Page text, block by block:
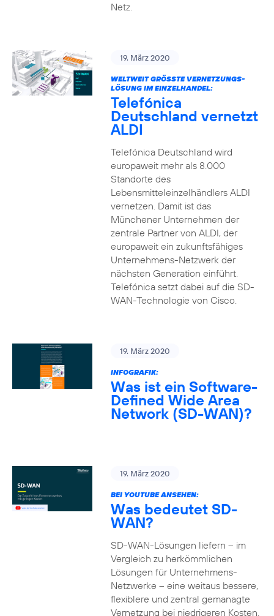
Netz.
19. März 2020
WELTWEIT GRÖSSTE VERNETZUNGS-L
ÖSUNG IM EINZELHANDEL:
Telefónica
Deutschland vernetzt
ALDI
Telefónica Deutschland wird
europaweit mehr als 8.000
Standorte des
Lebensmitteleinzelhändlers ALDI
vernetzen. Damit ist das
Münchener Unternehmen der
zentrale Partner von ALDI, der
europaweit ein zukunftsfähiges
Unternehmens-Netzwerk der
nächsten Generation einführt.
Telefónica setzt dabei auf die SD-
WAN-Technologie von Cisco.
19. März 2020
INFOGRAFIK:
Was ist ein Software-
Defined Wide Area
Network (SD-WAN)?
19. März 2020
BEI YOUTUBE ANSEHEN:
Was bedeutet SD-
WAN?
SD-WAN-Lösungen liefern – im
Vergleich zu herkömmlichen
Lösungen für Unternehmens-
Netzwerke – eine weitaus bessere,
flexiblere und zentral gemanagte
Vernetzung bei niedrigeren Kosten.